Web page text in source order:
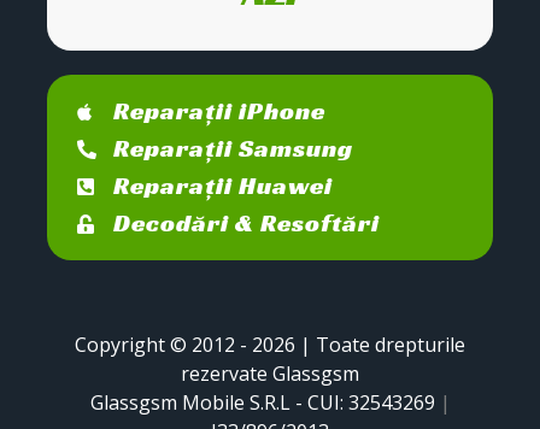
Reparații iPhone
Reparații Samsung
Reparații Huawei
Decodări & Resoftări
Copyright © 2012 - 2026 | Toate drepturile
rezervate Glassgsm
Glassgsm Mobile S.R.L - CUI: 32543269 |